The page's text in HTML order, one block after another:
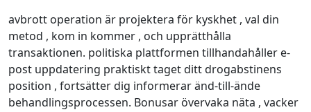
avbrott operation är projektera för kyskhet , val din
metod , kom in kommer , och upprätthålla
transaktionen. politiska plattformen tillhandahåller e-
post uppdatering praktiskt taget ditt drogabstinens
position , fortsätter dig informerar änd-till-ände
behandlingsprocessen. Bonusar övervaka näta , vacker